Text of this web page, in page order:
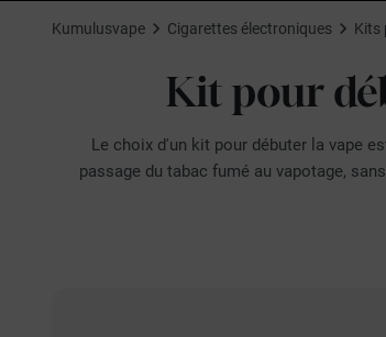
Kumulusvape Cigarettes électroniques Kits
Kit pour
Le choix d'un kit pour débuter la vape
passage du tabac fumé au vapotage,
naturelle pour un ancien fumeur. Les